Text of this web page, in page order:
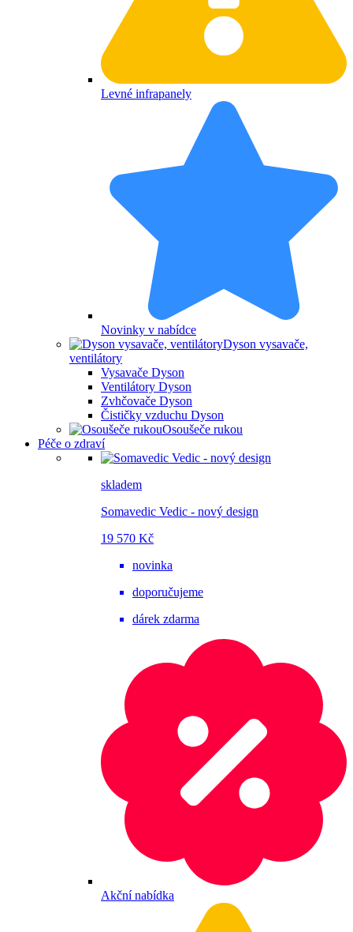
Levné infrapanely
Novinky v nabídce
Dyson vysavače,
ventilátory
Vysavače Dyson
Ventilátory Dyson
Zvhčovače Dyson
Čističky vzduchu Dyson
Osoušeče rukou
Péče o zdraví
skladem
Somavedic Vedic - nový design
19 570 Kč
novinka
doporučujeme
dárek zdarma
Akční nabídka